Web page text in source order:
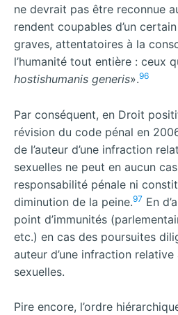
ne devrait pas être reconnue
rendent coupables d’un
graves, attentatoires à la
l’humanité tout entière : ceux
hostishumanis generis».96
Par conséquent, en Droit
révision du code pénal en
de l’auteur d’une infraction
sexuelles ne peut en aucun
responsabilité pénale ni
diminution de la peine.97 En
point d’immunités
etc.) en cas des poursuites
auteur d’une infraction
sexuelles.
Pire encore, l’ordre